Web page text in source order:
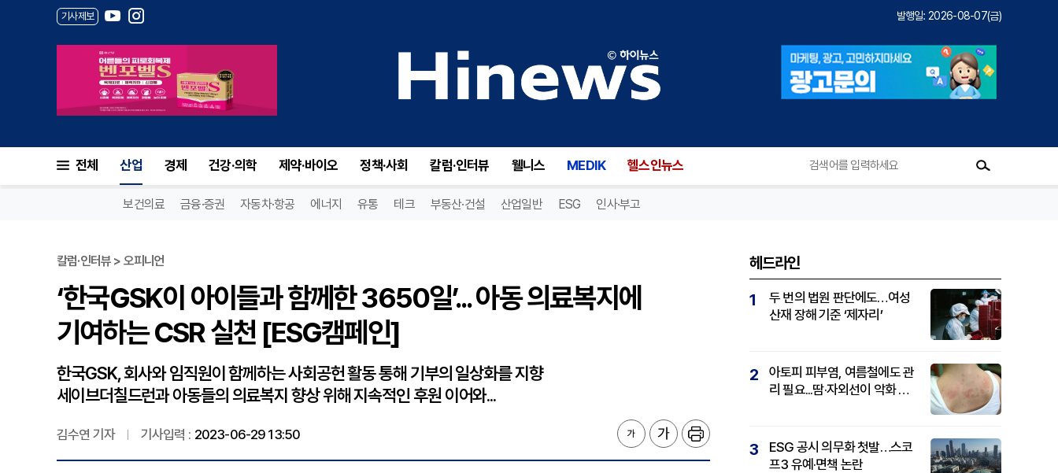
기사제보 발행일: 2026-08-07(금)
전체 산업 경제 건강·의학 제약·바이오 정책·사회 칼럼·인터뷰 웰니스 MEDIK 헬스인뉴스
보건의료 금융·증권 자동차·항공 에너지 유통 테크 부동산·건설 산업일반 ESG 인사·부고
칼럼·인터뷰 > 오피니언
‘한국GSK이 아이들과 함께한 3650일’... 아동 의료복지에
기여하는 CSR 실천 [ESG캠페인]
한국GSK, 회사와 임직원이 함께하는 사회공헌 활동 통해 기부의 일상화를 지향
세이브더칠드런과 아동들의 의료복지 향상 위해 지속적인 후원 이어와...
김수연 기자 기사입력 : 2023-06-29 13:50
헤드라인
1
두 번의 법원 판단에도…여성
산재 장해 기준 ‘제자리’
2
아토피 피부염, 여름철에도 관
리 필요...땀·자외선이 악화 요
3
ESG 공시 의무화 첫발…스코
프3 유예·면책 논란